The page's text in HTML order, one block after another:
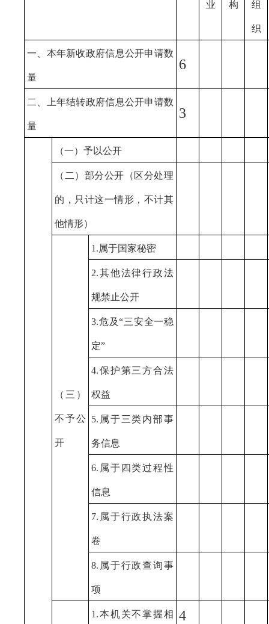
业 构 组
织
一、本年新收政府信息公开申请数
量
6
二、上年结转政府信息公开申请数
量
3
（一）予以公开
（二）部分公开 （区分处理
的，只计这一情形，不计其
他情形）
（三）
不予公
开
1.属于国家秘密
2.其他法律行政法
规禁止公开
3.危及“三安全一稳
定”
4.保护第三方合法
权益
5.属于三类内部事
务信息
6.属于四类过程性
信息
7.属于行政执法案
卷
8.属于行政查询事
项
1.本机关不掌握相 4